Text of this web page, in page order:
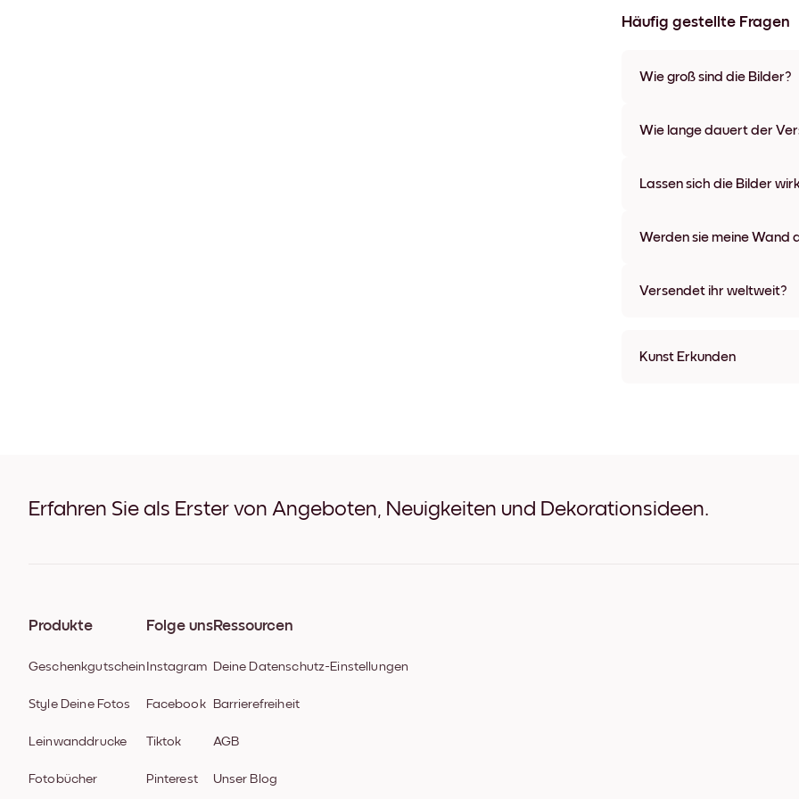
Häufig gestellte Fragen
Wie groß sind die Bilder?
verschiedenen Materialien
Wie lange dauert der
wir auch Expressversand an.
Lassen sich die Bilder
lassen, ohne die Wände
Werden sie meine Wand
Versendet ihr weltweit?
Kunst Erkunden
St. Michel in clear sky Breit
St. Michel in clear sky
Erfahren Sie als Erster von Angeboten, Neuigkeiten und Dekorationsideen.
Produkte
Geschenkgutschein
Style Deine Fotos
Leinwanddrucke
Fotobücher
Folge uns
Instagram
Facebook
Tiktok
Pinterest
Ressourcen
Deine Datenschutz-Einstellungen
Barrierefreiheit
AGB
Unser Blog